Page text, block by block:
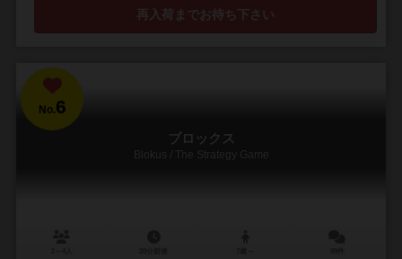
再入荷までお待ち下さい
No.6
ブロックス
Blokus / The Strategy Game